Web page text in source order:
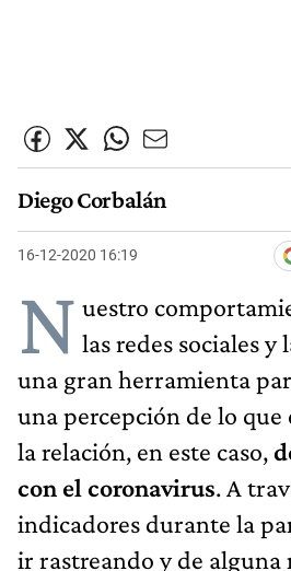
Diego Corbalán
16-12-2020 16:19
N uestro
las redes sociales y
una gran herramienta
una percepción de lo que
la relación, en este caso,
con el coronavirus. A
indicadores durante la
ir rastreando y de alguna